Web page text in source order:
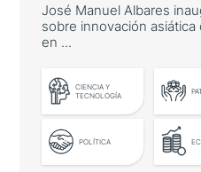
LEER MÁS
José Manuel Albares
sobre innovación asiática
en ...
CIENCIA Y
TECNOLOGÍA
POLÍTICA